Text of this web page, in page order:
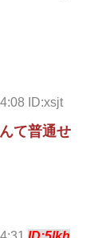
ID:xsjt
て普通せ